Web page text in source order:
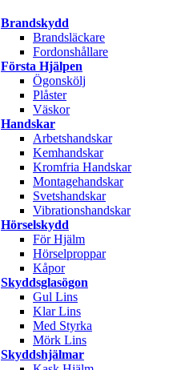
Brandskydd
Brandsläckare
Fordonshållare
Första Hjälpen
Ögonskölj
Plåster
Väskor
Handskar
Arbetshandskar
Kemhandskar
Kromfria Handskar
Montagehandskar
Svetshandskar
Vibrationshandskar
Hörselskydd
För Hjälm
Hörselproppar
Kåpor
Skyddsglasögon
Gul Lins
Klar Lins
Med Styrka
Mörk Lins
Skyddshjälmar